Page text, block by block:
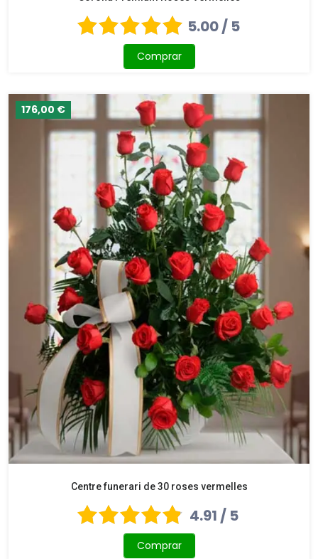
5.00 / 5
Comprar
176,00 €
Centre funerari de 30 roses vermelles
4.91 / 5
Comprar